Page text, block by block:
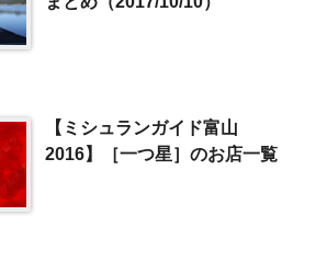
【ミシュランガイド富山
2016】［一つ星］のお店一覧